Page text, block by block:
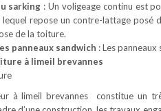
sarking : Un voligeage continu est
repose un contre-lattage posé
de la toiture.
panneaux sandwich : Les
à limeil brevannes
à limeil brevannes constitue un